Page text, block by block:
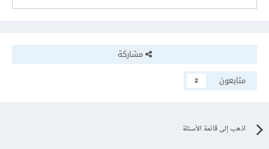
مشاركة
متابعون
2
اذهب إلى قائمة الأسئلة